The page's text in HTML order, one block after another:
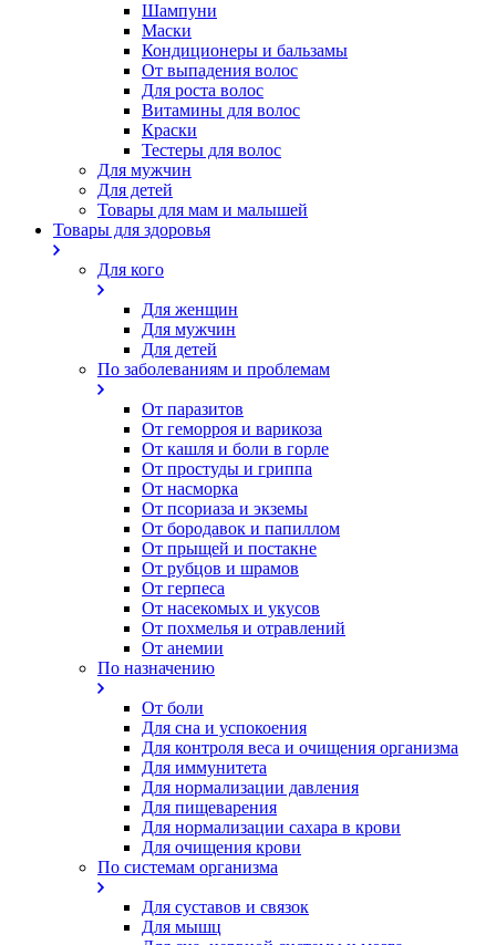
Шампуни
Маски
Кондиционеры и бальзамы
От выпадения волос
Для роста волос
Витамины для волос
Краски
Тестеры для волос
Для мужчин
Для детей
Товары для мам и малышей
Товары для здоровья
Для кого
Для женщин
Для мужчин
Для детей
По заболеваниям и проблемам
От паразитов
Oт геморроя и варикоза
От кашля и боли в горле
От простуды и гриппа
От насморка
Oт псориаза и экземы
От бородавок и папиллом
От прыщей и постакне
От рубцов и шрамов
От герпеса
От насекомых и укусов
От похмелья и отравлений
От анемии
По назначению
От боли
Для сна и успокоения
Для контроля веса и очищения организма
Для иммунитета
Для нормализации давления
Для пищеварения
Для нормализации сахара в крови
Для очищения крови
По системам организма
Для суставов и связок
Для мышц